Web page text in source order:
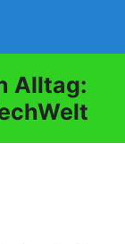
Alltag: